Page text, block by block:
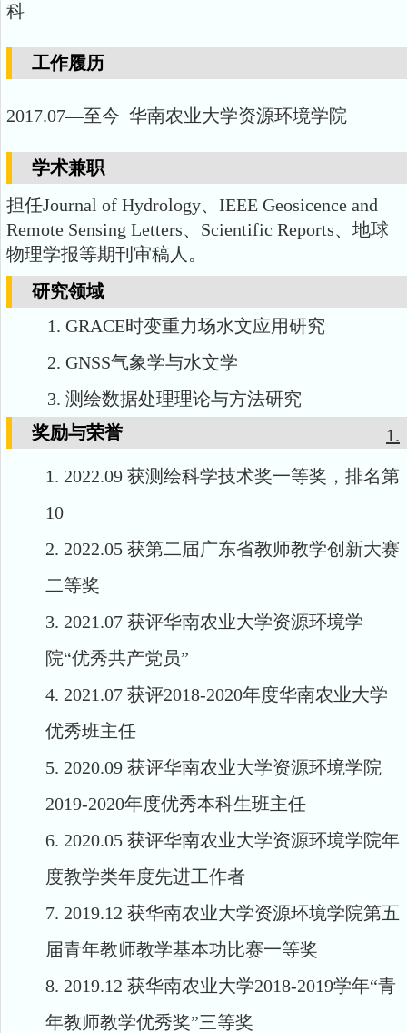
科
工作履历
2017.07—至今 华南农业大学资源环境学院
学术兼职
担任Journal of Hydrology、 IEEE Geosicence and
Remote Sensing Letters、 Scientific Reports、地球
物理学报等期刊审稿人。
研究领域
1. GRACE时变重力场水文应用研究
2. GNSS气象学与水文学
3. 测绘数据处理理论与方法研究
奖励与荣誉
1. 2022.09 获测绘科学技术奖一等奖，排名第
10
2. 2022.05 获第二届广东省教师教学创新大赛
二等奖
3. 2021.07 获评华南农业大学资源环境学
院“优秀共产党员”
4. 2021.07 获评2018-2020年度华南农业大学
优秀班主任
5. 2020.09 获评华南农业大学资源环境学院
2019-2020年度优秀本科生班主任
6. 2020.05 获评华南农业大学资源环境学院年
度教学类年度先进工作者
7. 2019.12 获华南农业大学资源环境学院第五
届青年教师教学基本功比赛一等奖
8. 2019.12 获华南农业大学2018-2019学年“青
年教师教学优秀奖”三等奖
1.